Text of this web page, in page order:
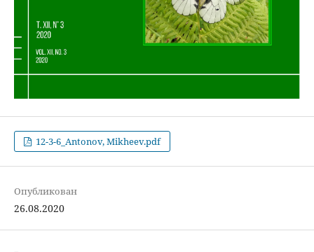
12-3-6_Antonov, Mikheev.pdf
Опубликован
26.08.2020